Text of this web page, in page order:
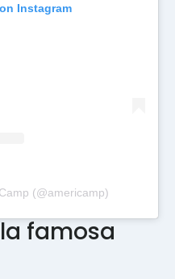
Instagram
(@americamp)
famosa